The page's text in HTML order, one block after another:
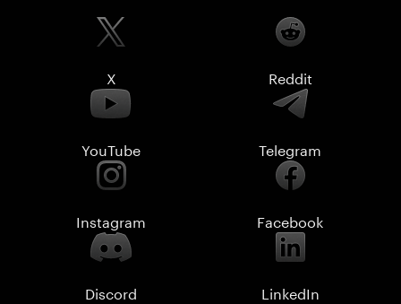
X Reddit
YouTube Telegram
Instagram Facebook
Discord LinkedIn